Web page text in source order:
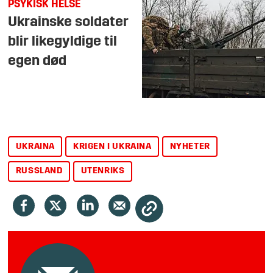
PSYKISK HELSE
Ukrainske soldater
blir likegyldige til
egen død
UKRAINA KRIGEN I UKRAINA NYHETER
RUSSLAND UTENRIKS